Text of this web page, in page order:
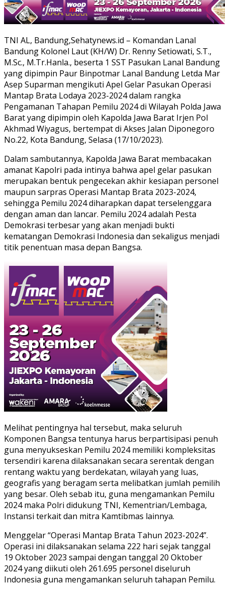
TNI AL, Bandung,Sehatynews.id – Komandan Lanal
Bandung Kolonel Laut (KH/W) Dr. Renny Setiowati, S.T.,
M.Sc., M.Tr.Hanla., beserta 1 SST Pasukan Lanal Bandung
yang dipimpin Paur Binpotmar Lanal Bandung Letda Mar
Asep Suparman mengikuti Apel Gelar Pasukan Operasi
Mantap Brata Lodaya 2023-2024 dalam rangka
Pengamanan Tahapan Pemilu 2024 di Wilayah Polda Jawa
Barat yang dipimpin oleh Kapolda Jawa Barat Irjen Pol
Akhmad Wiyagus, bertempat di Akses Jalan Diponegoro
No.22, Kota Bandung, Selasa (17/10/2023).
Dalam sambutannya, Kapolda Jawa Barat membacakan
amanat Kapolri pada intinya bahwa apel gelar pasukan
merupakan bentuk pengecekan akhir kesiapan personel
maupun sarpras Operasi Mantap Brata 2023-2024,
sehingga Pemilu 2024 diharapkan dapat terselenggara
dengan aman dan lancar. Pemilu 2024 adalah Pesta
Demokrasi terbesar yang akan menjadi bukti
kematangan Demokrasi Indonesia dan sekaligus menjadi
titik penentuan masa depan Bangsa.
Melihat pentingnya hal tersebut, maka seluruh
Komponen Bangsa tentunya harus berpartisipasi penuh
guna menyukseskan Pemilu 2024 memiliki kompleksitas
tersendiri karena dilaksanakan secara serentak dengan
rentang waktu yang berdekatan, wilayah yang luas,
geografis yang beragam serta melibatkan jumlah pemilih
yang besar. Oleh sebab itu, guna mengamankan Pemilu
2024 maka Polri didukung TNI, Kementrian/Lembaga,
Instansi terkait dan mitra Kamtibmas lainnya.
Menggelar “Operasi Mantap Brata Tahun 2023-2024”.
Operasi ini dilaksanakan selama 222 hari sejak tanggal
19 Oktober 2023 sampai dengan tanggal 20 Oktober
2024 yang diikuti oleh 261.695 personel diseluruh
Indonesia guna mengamankan seluruh tahapan Pemilu.